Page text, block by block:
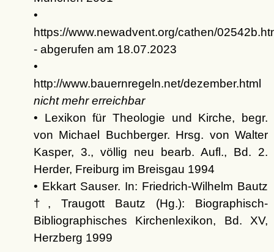
•
https://www.newadvent.org/cathen/
- abgerufen am 18.07.2023
•
http://www.bauernregeln.net/dezember.html
nicht mehr erreichbar
• Lexikon für Theologie und Kirche, begr.
von Michael Buchberger. Hrsg. von Walter
Kasper, 3., völlig neu bearb. Aufl., Bd. 2.
Herder, Freiburg im Breisgau 1994
• Ekkart Sauser. In: Friedrich-Wilhelm Bautz
†, Traugott Bautz (Hg.): Biographisch-
Bibliographisches Kirchenlexikon, Bd. XV,
Herzberg 1999